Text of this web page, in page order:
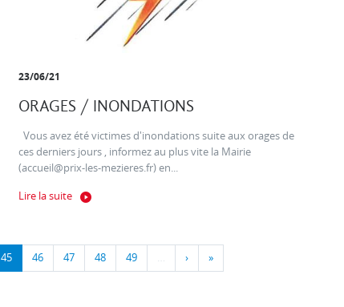
23/06/21
ORAGES / INONDATIONS
Vous avez été victimes d'inondations suite aux orages de
ces derniers jours , informez au plus vite la Mairie
(accueil@prix-les-mezieres.fr) en...
Lire la suite
45 46 47 48 49 … › »